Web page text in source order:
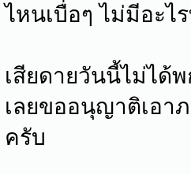
ไหนเบื่อๆ ไม่มีอะ
เสียดายวันนี้ไม่ได้
เลยขออนุญาติเอา
ครับ